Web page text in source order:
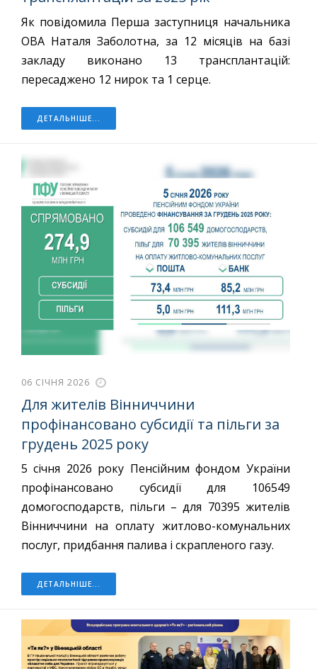
Як повідомила Перша заступниця начальника
ОВА Наталя Заболотна, за 12 місяців на базі
закладу виконано 13 трансплантацій:
пересаджено 12 нирок та 1 серце.
ДЕТАЛЬНІШЕ...
06 СІЧНЯ 2026
Для жителів Вінниччини
профінансовано субсидії та пільги за
грудень 2025 року
5 січня 2026 року Пенсійним фондом України
профінансовано субсидії для 106549
домогосподарств, пільги – для 70395 жителів
Вінниччини на оплату житлово-комунальних
послуг, придбання палива і скрапленого газу.
ДЕТАЛЬНІШЕ...